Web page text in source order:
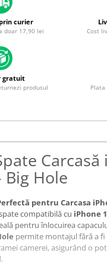
iPhone
curier
doar 17,90 lei Cost
gratuit
produsul Plata
Carcasă
Big Hole
pentru Carcasa
compatibilă cu iPhone
pentru înlocuirea
permite montajul fără a fi
camerei, asigurând o